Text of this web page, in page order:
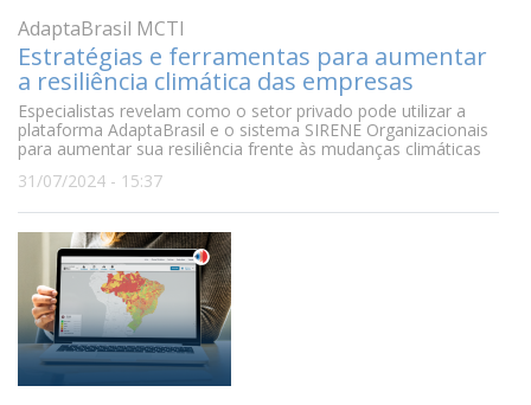
AdaptaBrasil MCTI
Estratégias e ferramentas para aumentar
a resiliência climática das empresas
Especialistas revelam como o setor privado pode utilizar a
plataforma AdaptaBrasil e o sistema SIRENE Organizacionais
para aumentar sua resiliência frente às mudanças climáticas
31/07/2024 - 15:37